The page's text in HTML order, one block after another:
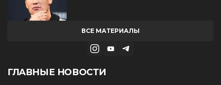
ВСЕ МАТЕРИАЛЫ
ГЛАВНЫЕ НОВОСТИ